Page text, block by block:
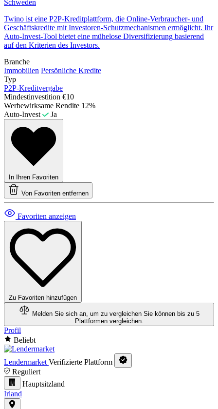
Schweden
Twino ist eine P2P-Kreditplattform, die Online-Verbraucher- und
Geschäftskredite mit Investoren-Schutzmechanismen ermöglicht. Ihr
Auto-Invest-Tool bietet eine mühelose Diversifizierung basierend
auf den Kriterien des Investors.
Branche
Immobilien Persönliche Kredite
Typ
P2P-Kreditvergabe
Mindestinvestition €10
Werbewirksame Rendite 12%
Auto-Invest
Ja
In Ihren Favoriten
Von Favoriten entfernen
Favoriten anzeigen
Zu Favoriten hinzufügen
Melden Sie sich an, um zu vergleichen Sie können bis zu 5
Plattformen vergleichen.
Profil
Beliebt
Lendermarket Verifizierte Plattform
Reguliert
Hauptsitzland
Irland